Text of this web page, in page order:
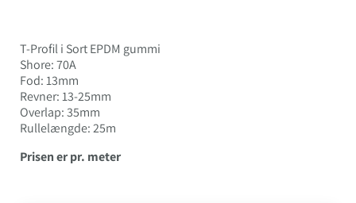
T-Profil i Sort EPDM gummi
Shore: 70A
Fod: 13mm
Revner: 13-25mm
Overlap: 35mm
Rullelængde: 25m
Prisen er pr. meter